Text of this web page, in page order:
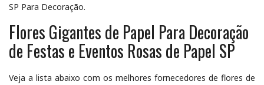
SP Para Decoração.
Flores Gigantes de Papel Para Decoração
de Festas e Eventos Rosas de Papel SP
Veja a lista abaixo com os melhores fornecedores de flores de